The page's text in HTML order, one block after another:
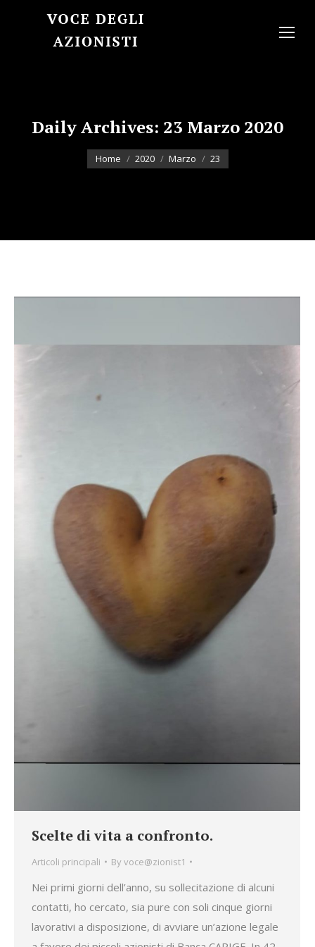
Daily Archives: 23 Marzo 2020
You are here:
Home 2020 Marzo 23
Scelte di vita a confronto.
Articoli principali Byvoce@zionist1
Nei primi giorni dell’anno, su sollecitazione di alcuni
contatti, ho cercato, sia pure con soli cinque giorni
lavorativi a disposizione, di avviare un’azione legale